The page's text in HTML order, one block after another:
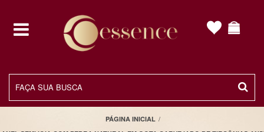
toggle
PÁGINA INICIAL /